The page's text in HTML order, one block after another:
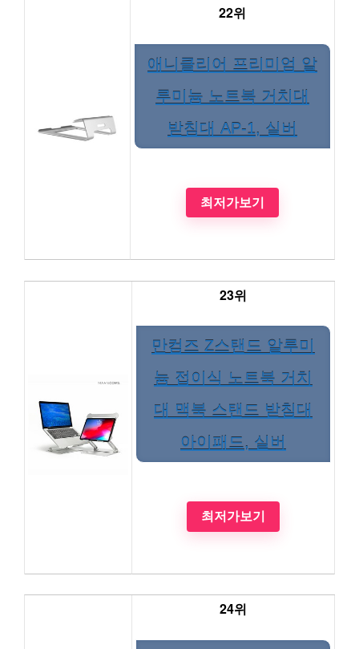
22위
애니클리어 프리미엄 알
루미늄 노트북 거치대
받침대 AP-1, 실버
최저가보기
23위
만컴즈 Z스탠드 알루미
늄 접이식 노트북 거치
대 맥북 스탠드 받침대
아이패드, 실버
최저가보기
24위